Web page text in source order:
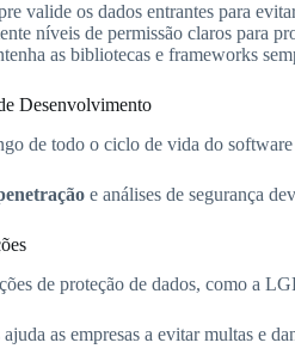
valide os dados entrantes para
níveis de permissão claros para
as bibliotecas e frameworks
Desenvolvimento
de todo o ciclo de vida do software
e análises de segurança
de proteção de dados, como a
as empresas a evitar multas e